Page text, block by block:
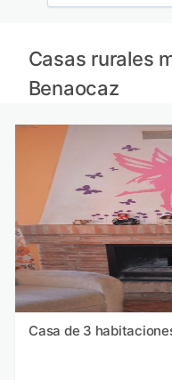
Casas rurales
Benaocaz
Casa de 3